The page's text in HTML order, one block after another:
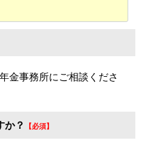
事務所にご相談くださ
か？